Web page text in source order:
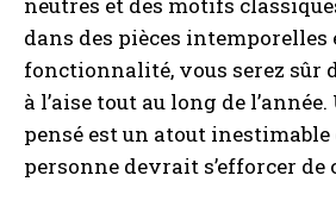
dans des pièces intemporelles
fonctionnalité, vous serez sûr
à l’aise tout au long de
pensé est un atout inestimable
personne devrait s’efforcer de